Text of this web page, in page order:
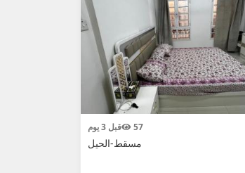
قبل 3 يوم 57
مسقط-الحيل